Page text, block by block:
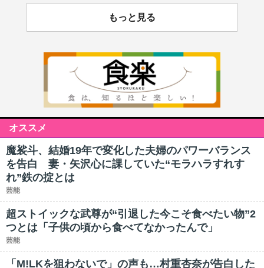
もっと見る
オススメ
魔裟斗、結婚19年で変化した夫婦のパワーバランス
を告白 妻・矢沢心に課していた“モラハラすれす
れ”鉄の掟とは
芸能
超ストイックな武尊が“引退した今こそ食べたい物”2
つとは「子供の頃から食べてなかったんで」
芸能
「M!LKを狙わないで」の声も…村重杏奈が告白した